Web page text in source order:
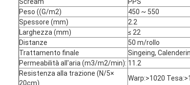
Peso ((G/m2)
450 ~ 550
Spessore (mm)
2.2
Larghezza (mm)
≤ 22
Distanze
50 m/rollo
Trattamento finale
Singeing,
Permeabilità all'aria (m3/m2/min): 11.2
Resistenza alla trazione (N/5×
20cm)
Warp:>1020